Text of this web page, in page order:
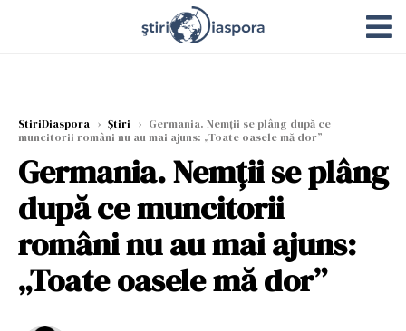
StiriDiaspora › Știri › Germania. Nemții se plâng după ce
muncitorii români nu au mai ajuns: „Toate oasele mă dor”
Germania. Nemții se plâng
după ce muncitorii
români nu au mai ajuns:
„Toate oasele mă dor”